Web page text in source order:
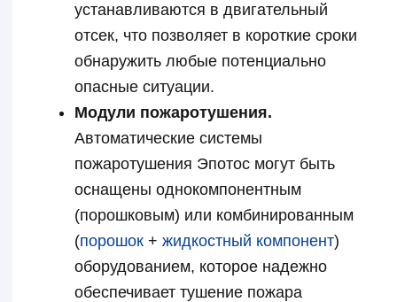
Плюсы применения
систем автоматического
пожаротушения в
фронтальных
погрузчиках SANY
Установка систем
пожаротушения на